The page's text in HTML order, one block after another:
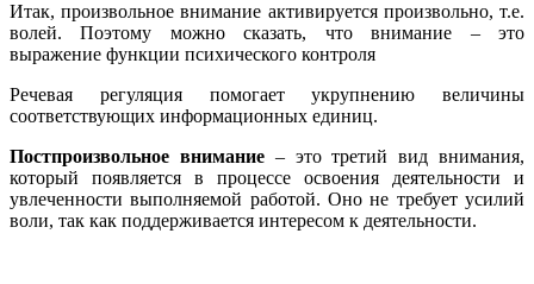
Итак, произвольное внимание активируется произвольно, т.е.
волей. Поэтому можно сказать, что внимание – это
выражение функции психического контроля
Речевая регуляция помогает укрупнению величины
соответствующих информационных единиц.
Постпроизвольное внимание– это третий вид внимания,
который появляется в процессе освоения деятельности и
увлеченности выполняемой работой. Оно не требует усилий
воли, так как поддерживается интересом к деятельности.